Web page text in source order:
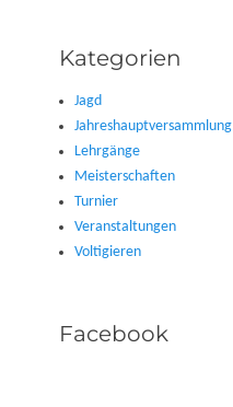
Kategorien
Jagd
Jahreshauptversammlung
Lehrgänge
Meisterschaften
Turnier
Veranstaltungen
Voltigieren
Facebook